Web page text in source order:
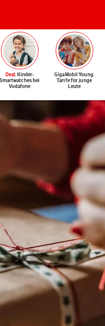
Deal: Kinder-
Smartwatches bei
Vodafone
GigaMobil Young:
Tarife für junge
Leute